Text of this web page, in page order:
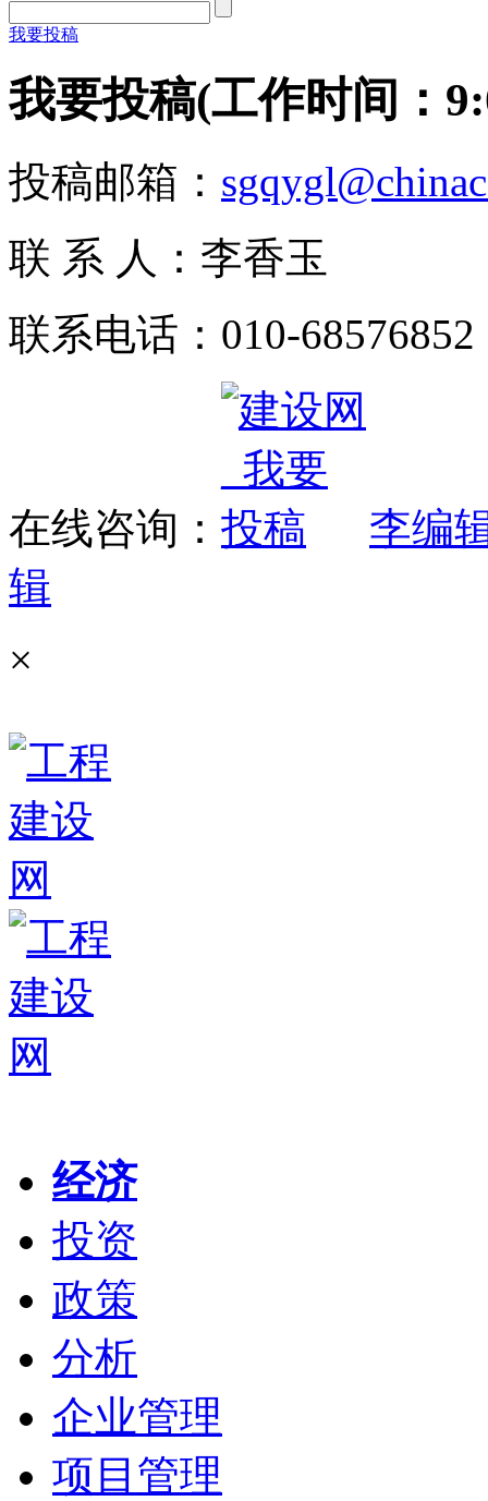
我要投稿
我要投稿(工作时间：
投稿邮箱：
联 系 人：李香玉
联系电话：010-68576852
在线咨询：
李编
辑
×
经济
投资
政策
分析
企业管理
项目管理